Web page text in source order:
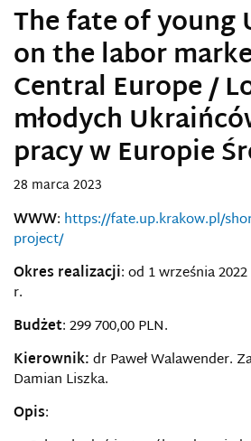
The fate of young
on the labor
Central Europe /
młodych
pracy w Europie
28 marca 2023
WWW: https://fate.up.krakow.pl/
project/
Okres realizacji: od 1 września
r.
Budżet: 299 700,00 PLN.
Kierownik:dr Paweł Walawender.
Damian Liszka.
Opis: